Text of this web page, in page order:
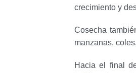
crecimiento y
Cosecha
manzanas,
Hacia el final